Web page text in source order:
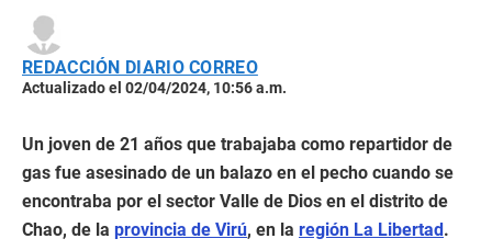
REDACCIÓN DIARIO CORREO
Actualizado el 02/04/2024, 10:56 a.m.
Un joven de 21 años que trabajaba como repartidor de
gas fue asesinado de un balazo en el pecho cuando se
encontraba por el sector Valle de Dios en el distrito de
Chao, de la provincia de Virú, en la región La Libertad .